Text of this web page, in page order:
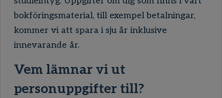
bokföringsmaterial, till exempel betalningar,
kommer vi att spara i sju år inklusive
innevarande år.
Vem lämnar vi ut
personuppgifter till?